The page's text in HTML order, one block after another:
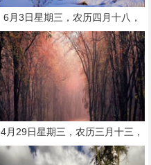
6月3日星期三，农历四月十八，
工作愉快，平安喜乐
4月29日星期三，农历三月十三，
工作愉快，平安喜乐